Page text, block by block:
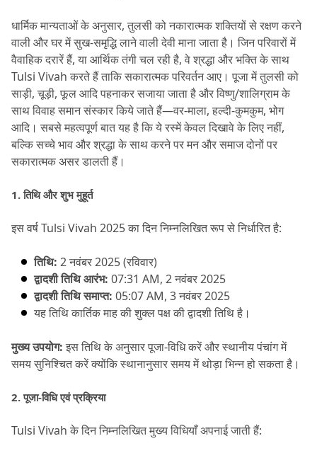
धार्मिक मान्यताओं के अनुसार, तुलसी को नकारात्मक शक्तियों से रक्षण करने
वाली और घर में सुख-समृद्धि लाने वाली देवी माना जाता है। जिन परिवारों में
वैवाहिक दरारें हैं, या आर्थिक तंगी चल रही है, वे श्रद्धा और भक्ति के साथ
Tulsi Vivah करते हैं ताकि सकारात्मक परिवर्तन आए। पूजा में तुलसी को
साड़ी, चूड़ी, फूल आदि पहनाकर सजाया जाता है और विष्णु/शालिग्राम के
साथ विवाह समान संस्कार किये जाते हैं—वर-माला, हल्दी-कुमकुम, भोग
आदि। सबसे महत्वपूर्ण बात यह है कि ये रस्में केवल दिखावे के लिए नहीं,
बल्कि सच्चे भाव और श्रद्धा के साथ करने पर मन और समाज दोनों पर
सकारात्मक असर डालती हैं।
1. तिथि और शुभ मुहूर्त
इस वर्ष Tulsi Vivah 2025 का दिन निम्नलिखित रूप से निर्धारित है:
तिथि: 2 नवंबर 2025 (रविवार)
द्वादशी तिथि आरंभ: 07:31 AM, 2 नवंबर 2025
द्वादशी तिथि समाप्त: 05:07 AM, 3 नवंबर 2025
यह तिथि कार्तिक माह की शुक्ल पक्ष की द्वादशी तिथि है।
मुख्य उपयोग: इस तिथि के अनुसार पूजा-विधि करें और स्थानीय पंचांग में
समय सुनिश्चित करें क्योंकि स्थानानुसार समय में थोड़ा भिन्न हो सकता है।
2. पूजा-विधि एवं प्रक्रिया
Tulsi Vivah के दिन निम्नलिखित मुख्य विधियाँ अपनाई जाती हैं: